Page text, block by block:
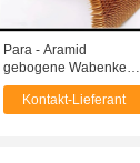
Para - Aramid
gebogene Wabenkern-
Spitzenanwendungs-
Hitzebeständigkeit
Kontakt-Lieferant